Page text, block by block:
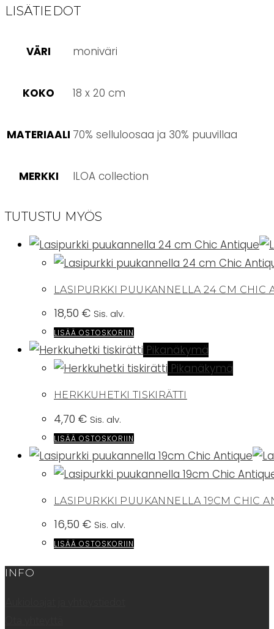
LISÄTIEDOT
VÄRI moniväri
KOKO 18 x 20 cm
MATERIAALI 70% selluloosaa ja 30% puuvillaa
MERKKI ILOA collection
TUTUSTU MYÖS
LASIPURKKI PUUKANNELLA 24 CM CHIC
18,50 € Sis. alv.
LISÄÄ OSTOSKORIIN
Pikanäkymä
Pikanäkymä
HERKKUHETKI TISKIRÄTTI
4,70 € Sis. alv.
LISÄÄ OSTOSKORIIN
LASIPURKKI PUUKANNELLA 19CM CHIC
16,50 € Sis. alv.
LISÄÄ OSTOSKORIIN
INFO